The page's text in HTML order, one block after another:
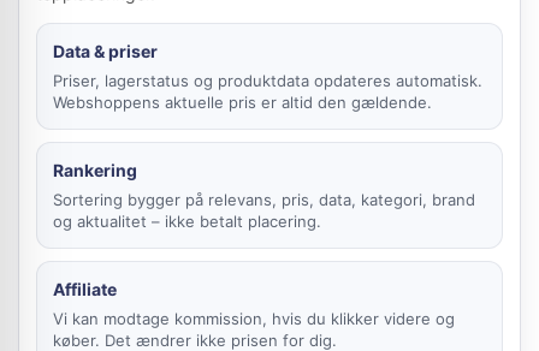
Data & priser
Priser, lagerstatus og produktdata opdateres automatisk.
Webshoppens aktuelle pris er altid den gældende.
Rankering
Sortering bygger på relevans, pris, data, kategori, brand
og aktualitet – ikke betalt placering.
Affiliate
Vi kan modtage kommission, hvis du klikker videre og
køber. Det ændrer ikke prisen for dig.